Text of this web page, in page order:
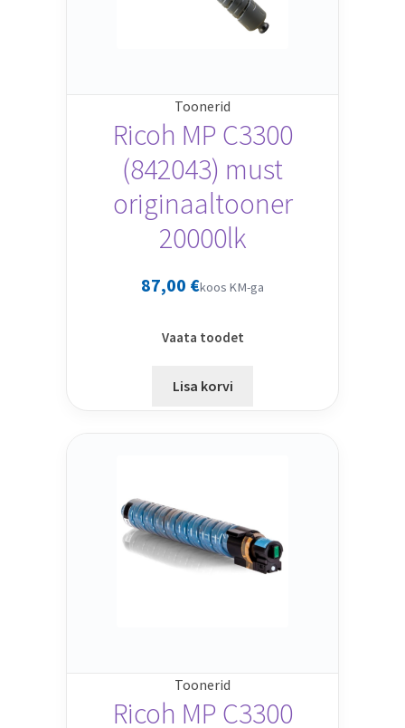
Toonerid
Ricoh MP C3300
(842043) must
originaaltooner
20000lk
87,00 €koos KM-ga
Vaata toodet
Lisa korvi
Toonerid
Ricoh MP C3300